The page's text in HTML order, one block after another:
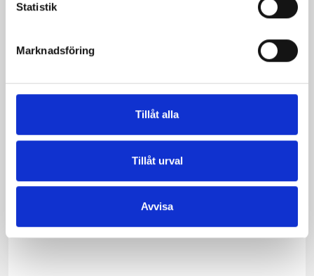
Statistik
Marknadsföring
Tillåt alla
Tillåt urval
Avvisa
500g
skivad 700g